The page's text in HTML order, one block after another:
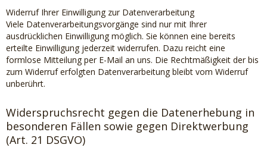
Widerruf Ihrer Einwilligung zur Datenverarbeitung
Viele Datenverarbeitungsvorgänge sind nur mit Ihrer
ausdrücklichen Einwilligung möglich. Sie können eine bereits
erteilte Einwilligung jederzeit widerrufen. Dazu reicht eine
formlose Mitteilung per E-Mail an uns. Die Rechtmäßigkeit der bis
zum Widerruf erfolgten Datenverarbeitung bleibt vom Widerruf
unberührt.
Widerspruchsrecht gegen die Datenerhebung in
besonderen Fällen sowie gegen Direktwerbung
(Art. 21 DSGVO)